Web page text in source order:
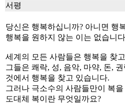
서평
당신은 행복하십니까? 아니면 행
행복을 원하지 않는 이는 없습니
세계의 모든 사람들은 행복을 찾
그들은 쾌락, 성, 음악, 마약, 돈,
것에서 행복을 찾고 있습니다.
그러나 극소수의 사람들만이 복
도대체 복이란 무엇일까요?